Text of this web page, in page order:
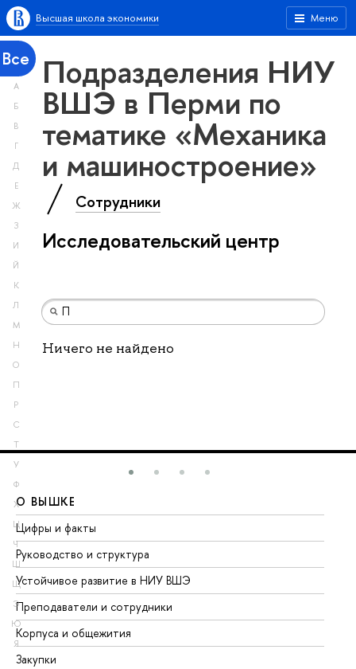
Меню
Высшая школа экономики
Все
А
Б
В
Г
Д
Е
Ж
З
И
Й
К
Л
М
Н
О
П
Р
С
Т
У
Ф
Х
Ц
Ч
Ш
Щ
Э
Ю
Я
Подразделения НИУ
ВШЭ в Перми по
тематике «Механика
и машиностроение»
Сотрудники
Исследовательский центр
Ничего не найдено
О ВЫШКЕ
Цифры и факты
Руководство и структура
Устойчивое развитие в НИУ ВШЭ
Преподаватели и сотрудники
Корпуса и общежития
Закупки